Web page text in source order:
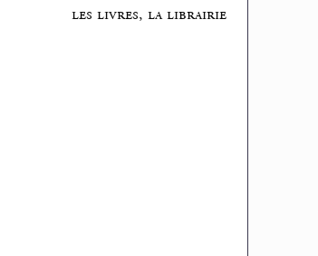
les livres, la librairie